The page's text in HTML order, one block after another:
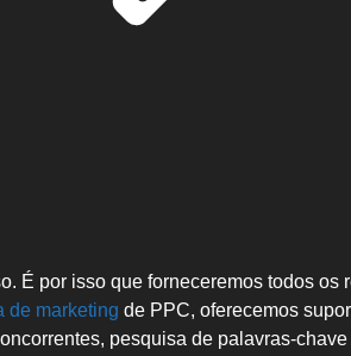
É por isso que forneceremos todos os
de marketing de PPC, oferecemos
pesquisa de palavras-